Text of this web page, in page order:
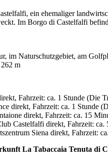
ein ehemaliger
Im Borgo di Castelfalfi
im Naturschutzgebiet, am
m
Fahrzeit: ca. 1 Stunde (Die
direkt, Fahrzeit: ca. 1 Stunde
direkt, Fahrzeit: ca. 15
Castelfalfi direkt, Fahrzeit: ca.
Siena direkt, Fahrzeit:
La Tabaccaia Tenuta di